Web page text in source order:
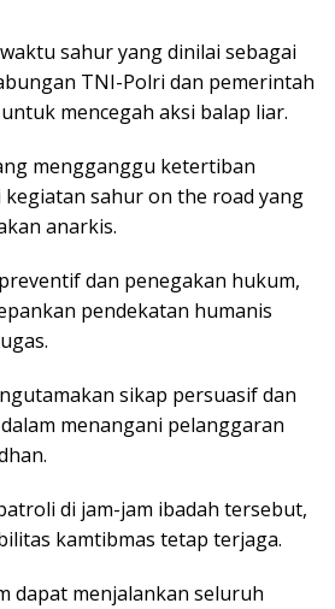
sahur yang dinilai sebagai
TNI-Polri dan pemerintah
mencegah aksi balap liar.
mengganggu ketertiban
sahur on the road yang
anarkis.
dan penegakan hukum,
pendekatan humanis
sikap persuasif dan
menangani pelanggaran
di jam-jam ibadah tersebut,
kamtibmas tetap terjaga.
dapat menjalankan seluruh